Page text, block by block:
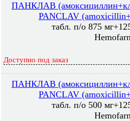
ПАНКЛАВ
PANCLAV
табл. п/о 875
Доступно под заказ
ПАНКЛАВ
PANCLAV
табл. п/о 500